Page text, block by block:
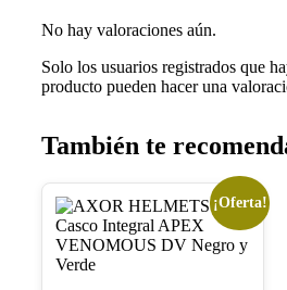
No hay valoraciones aún.
Solo los usuarios registrados que
producto pueden hacer una
También te
¡Oferta!
Este
producto
tiene
múltiples